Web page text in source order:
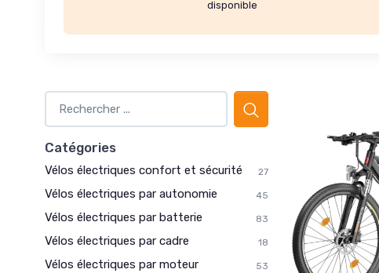
disponible
Catégories
Vélos électriques confort et sécurité 27
Vélos électriques par autonomie 45
Vélos électriques par batterie 83
Vélos électriques par cadre 18
Vélos électriques par moteur 53